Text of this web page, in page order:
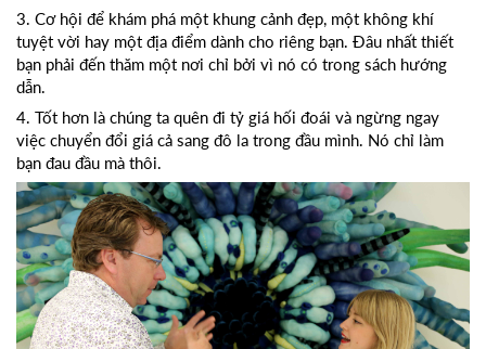
3. Cơ hội để khám phá một khung cảnh đẹp, một không khí
tuyệt vời hay một địa điểm dành cho riêng bạn. Đâu nhất thiết
bạn phải đến thăm một nơi chỉ bởi vì nó có trong sách hướng
dẫn.
4. Tốt hơn là chúng ta quên đi tỷ giá hối đoái và ngừng ngay
việc chuyển đổi giá cả sang đô la trong đầu mình. Nó chỉ làm
bạn đau đầu mà thôi.